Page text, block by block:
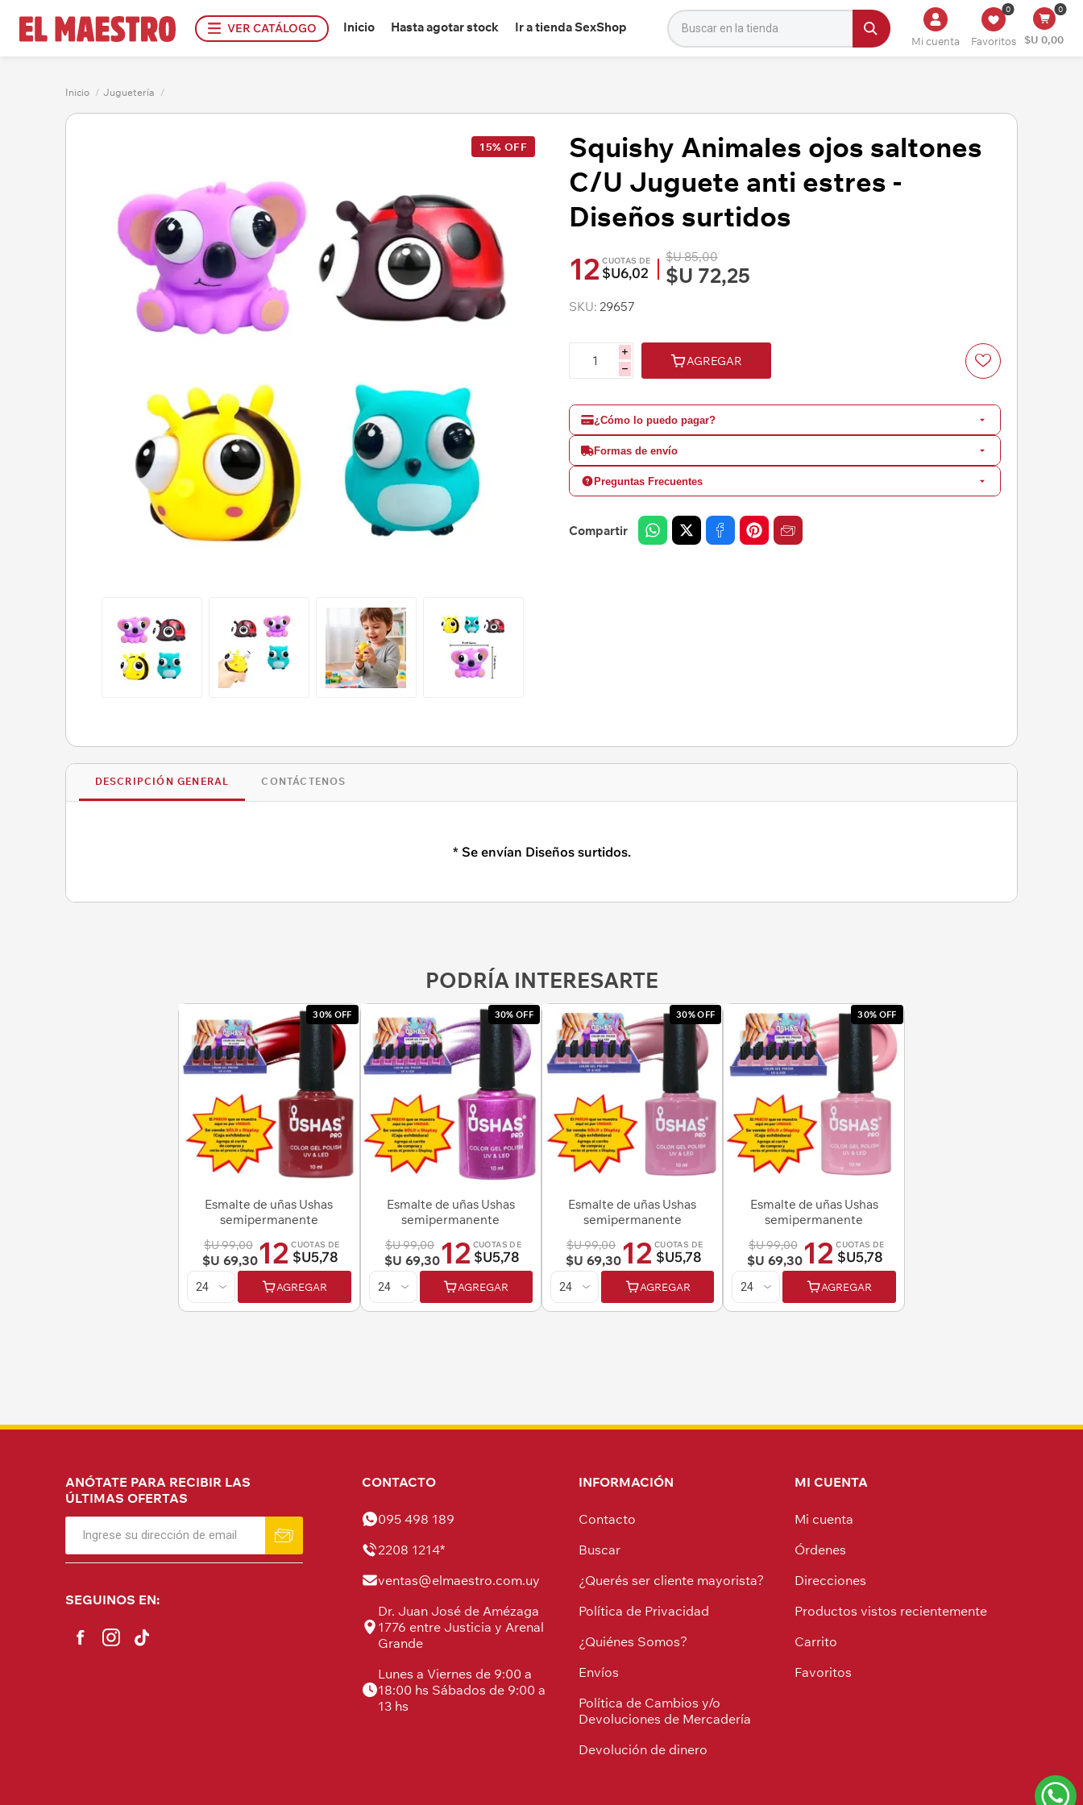
VER CATÁLOGO Inicio Hasta agotar stock Ir a tienda SexShop
Mi cuenta Favoritos
0 0
$U 0,00
Inicio / Juguetería /
15% OFF
Squishy Animales ojos saltones
C/U Juguete anti estres -
Diseños surtidos
12 CUOTAS DE
$U6,02
$U 85,00
$U 72,25
SKU: 29657
i
h
AGREGAR
¿Cómo lo puedo pagar?
Formas de envío
Preguntas Frecuentes
Compartir
DESCRIPCIÓN GENERAL CONTÁCTENOS
* Se envían Diseños surtidos.
PODRÍA INTERESARTE
30% OFF
Esmalte de uñas Ushas
semipermanente
$U 99,00
$U 69,3012 CUOTAS DE
$U5,78
AGREGAR
30% OFF
Esmalte de uñas Ushas
semipermanente
$U 99,00
$U 69,3012 CUOTAS DE
$U5,78
AGREGAR
30% OFF
Esmalte de uñas Ushas
semipermanente
$U 99,00
$U 69,3012 CUOTAS DE
$U5,78
AGREGAR
30% OFF
Esmalte de uñas Ushas
semipermanente
$U 99,00
$U 69,3012 CUOTAS DE
$U5,78
AGREGAR
ANÓTATE PARA RECIBIR LAS
ÚLTIMAS OFERTAS
SEGUINOS EN:
CONTACTO
095 498 189
2208 1214*
ventas@elmaestro.com.uy
Dr. Juan José de Amézaga
1776 entre Justicia y Arenal
Grande
Lunes a Viernes de 9:00 a
18:00 hs Sábados de 9:00 a
13 hs
INFORMACIÓN
Contacto
Buscar
¿Querés ser cliente mayorista?
Política de Privacidad
¿Quiénes Somos?
Envíos
Política de Cambios y/o
Devoluciones de Mercadería
Devolución de dinero
MI CUENTA
Mi cuenta
Órdenes
Direcciones
Productos vistos recientemente
Carrito
Favoritos